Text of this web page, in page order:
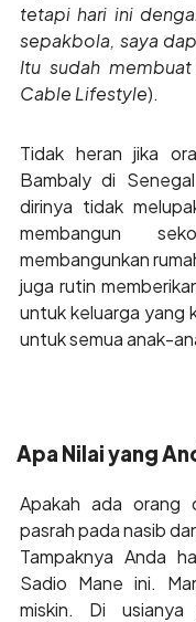
tetapi hari ini
sepakbola, saya
Itu sudah membuat
Cable Lifestyle).
Tidak heran jika
Bambaly di
dirinya tidak
membangun
membangunkan
juga rutin
untuk keluarga yang
untuk semua anak-
Apa Nilai yang
Apakah ada orang
pasrah pada nasib
Tampaknya Anda
Sadio Mane ini.
miskin. Di